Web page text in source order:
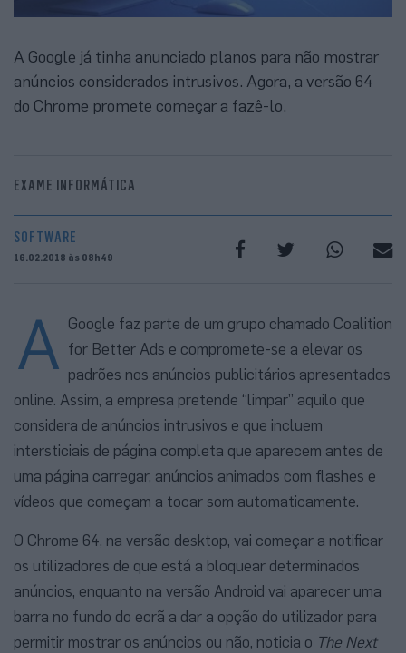
A Google já tinha anunciado planos para não mostrar
anúncios considerados intrusivos. Agora, a versão 64
do Chrome promete começar a fazê-lo.
EXAME INFORMÁTICA
SOFTWARE
16.02.2018 às 08h49
A Google faz parte de um grupo chamado Coalition
for Better Ads e compromete-se a elevar os
padrões nos anúncios publicitários apresentados
online. Assim, a empresa pretende “limpar” aquilo que
considera de anúncios intrusivos e que incluem
intersticiais de página completa que aparecem antes de
uma página carregar, anúncios animados com flashes e
vídeos que começam a tocar som automaticamente.
O Chrome 64, na versão desktop, vai começar a notificar
os utilizadores de que está a bloquear determinados
anúncios, enquanto na versão Android vai aparecer uma
barra no fundo do ecrã a dar a opção do utilizador para
permitir mostrar os anúncios ou não, noticia o The Next